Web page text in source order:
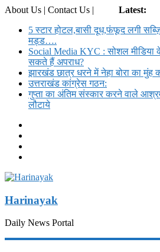
About Us | Contact Us |
Latest:
5 स्टार होटल,बासी दूध,फंफूद लगी
मड्ड….
Social Media KYC : सोशल मीडिया
सकते हैं अपराध?
झारखंड छात्र धरने में नेहा बोरा का मुंह
उत्तराखंड कांग्रेस गठन:
गुप्ता का अंतिम संस्कार करने वाले
लौटाये
Harinayak
Daily News Portal